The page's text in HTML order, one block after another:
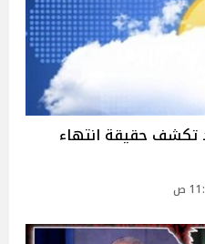
تكشف حقيقة انتهاء